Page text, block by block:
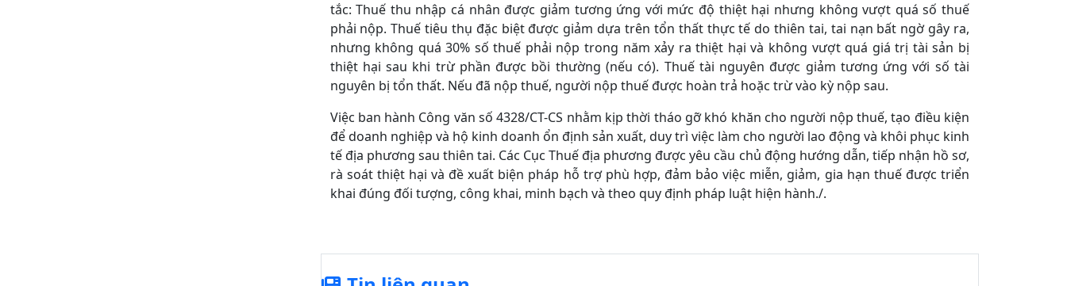
tắc: Thuế thu nhập cá nhân được giảm tương ứng với mức độ thiệt hại nhưng không vượt quá số thuế
phải nộp. Thuế tiêu thụ đặc biệt được giảm dựa trên tổn thất thực tế do thiên tai, tai nạn bất ngờ gây ra,
nhưng không quá 30% số thuế phải nộp trong năm xảy ra thiệt hại và không vượt quá giá trị tài sản bị
thiệt hại sau khi trừ phần được bồi thường (nếu có). Thuế tài nguyên được giảm tương ứng với số tài
nguyên bị tổn thất. Nếu đã nộp thuế, người nộp thuế được hoàn trả hoặc trừ vào kỳ nộp sau.
Việc ban hành Công văn số 4328/CT-CS nhằm kịp thời tháo gỡ khó khăn cho người nộp thuế, tạo điều kiện
để doanh nghiệp và hộ kinh doanh ổn định sản xuất, duy trì việc làm cho người lao động và khôi phục kinh
tế địa phương sau thiên tai. Các Cục Thuế địa phương được yêu cầu chủ động hướng dẫn, tiếp nhận hồ sơ,
rà soát thiệt hại và đề xuất biện pháp hỗ trợ phù hợp, đảm bảo việc miễn, giảm, gia hạn thuế được triển
khai đúng đối tượng, công khai, minh bạch và theo quy định pháp luật hiện hành./.